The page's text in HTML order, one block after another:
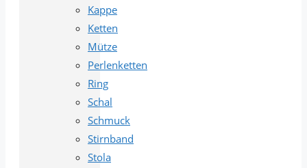
Kappe
Ketten
Mütze
Perlenketten
Ring
Schal
Schmuck
Stirnband
Stola